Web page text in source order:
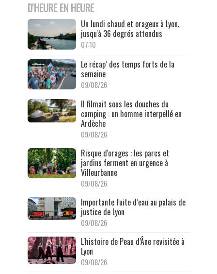
D'HEURE EN HEURE
Un lundi chaud et orageux à Lyon,
jusqu'à 36 degrés attendus
07:10
Le récap’ des temps forts de la
semaine
09/08/26
Il filmait sous les douches du
camping : un homme interpellé en
Ardèche
09/08/26
Risque d'orages : les parcs et
jardins ferment en urgence à
Villeurbanne
09/08/26
Importante fuite d’eau au palais de
justice de Lyon
09/08/26
L'histoire de Peau d’Âne revisitée à
Lyon
09/08/26